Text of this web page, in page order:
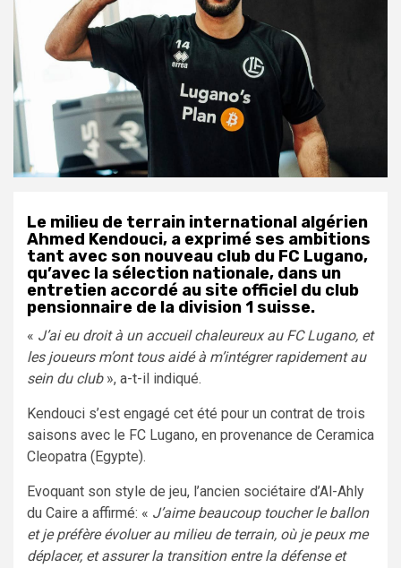
Le milieu de terrain international algérien
Ahmed Kendouci, a exprimé ses ambitions
tant avec son nouveau club du FC Lugano,
qu’avec la sélection nationale, dans un
entretien accordé au site officiel du club
pensionnaire de la division 1 suisse.
« J’ai eu droit à un accueil chaleureux au FC Lugano, et
les joueurs m’ont tous aidé à m’intégrer rapidement au
sein du club», a-t-il indiqué.
Kendouci s’est engagé cet été pour un contrat de trois
saisons avec le FC Lugano, en provenance de Ceramica
Cleopatra (Egypte).
Evoquant son style de jeu, l’ancien sociétaire d’Al-Ahly
du Caire a affirmé: « J’aime beaucoup toucher le ballon
et je préfère évoluer au milieu de terrain, où je peux me
déplacer, et assurer la transition entre la défense et